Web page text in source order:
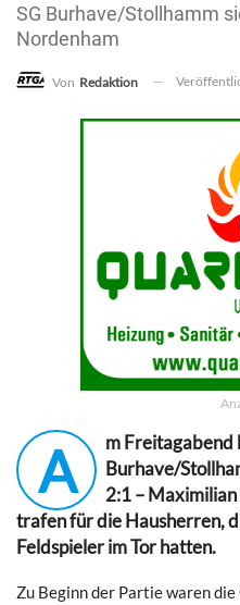
SG Burhave/Stollhamm
Nordenham
Von Redaktion
A
m Freitagabend
Burhave/
2:1 – Maximilian
trafen für die Hausherren,
Feldspieler im Tor hatten.
Zu Beginn der Partie waren